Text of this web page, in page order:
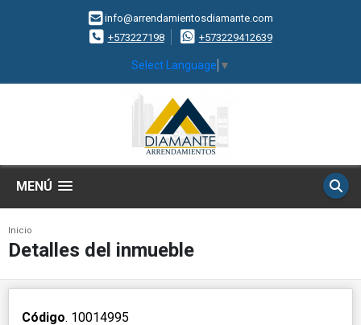
info@arrendamientosdiamante.com
+573227198
+573229412639
Select Language ▼
MENÚ
Inicio
Detalles del inmueble
Código. 10014995